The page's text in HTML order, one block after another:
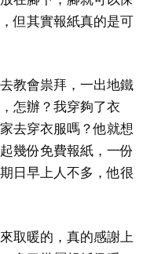
但其實報紙真的是可
教會祟拜，一出地鐵
怎辦？我穿夠了衣
去穿衣服嗎？他就想
幾份免費報紙，一份
日早上人不多，他很
取暖的，真的感謝上